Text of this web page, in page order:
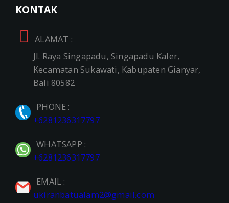
KONTAK
ALAMAT :
Jl. Raya Singapadu, Singapadu Kaler,
Kecamatan Sukawati, Kabupaten Gianyar,
Bali 80582
PHONE :
+6281236317797
WHATSAPP :
+6281236317797
EMAIL :
ukiranbatualam2@gmail.com